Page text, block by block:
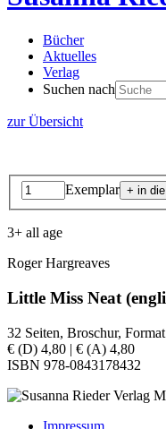
Bücher
Aktuelles
Verlag
Suchen nach
zur Übersicht
Exemplar
3+ all age
Roger Hargreaves
Little Miss Neat
32 Seiten, Broschur,
€ (D) 4,80 | € (A) 4,80
ISBN 978-0843178432
Impressum